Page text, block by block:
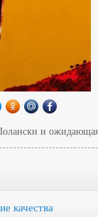
и
качества